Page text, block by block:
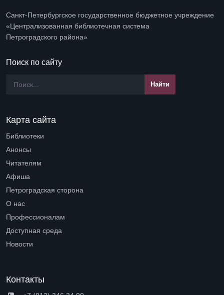
Санкт-Петербургское государственное бюджетное учреждение
«Централизованная библиотечная система
Петроградского района»
Поиск по сайту
Карта сайта
Библиотеки
Анонсы
Читателям
Афиша
Петроградская сторона
О нас
Профессионалам
Доступная среда
Новости
Контакты